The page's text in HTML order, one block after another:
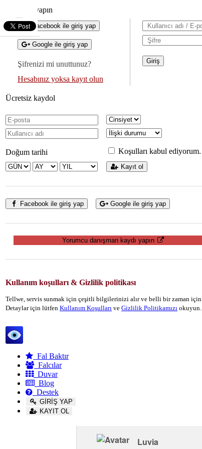
Giriş yapın
Facebook ile giriş yap
Google ile giriş yap
Şifrenizi mi unuttunuz?
Hesabınız yoksa kayıt olun
Ücretsiz kaydol
Doğum tarihi Koşulları kabul ediyorum.
Kayıt ol
Facebook ile giriş yap Google ile giriş yap
Yorumcu danışman kaydı yapın
Kullanım koşulları & Gizlilik politikası
Tellwe, servis sunmak için çeşitli bilgilerinizi alır ve belli bir zaman
Detaylar için lütfen Kullanım Koşulları ve Gizlilik Politikamızı okuyun.
Fal Baktır
Falcılar
Duvar
Blog
Destek
GİRİŞ YAP
KAYIT OL
Luvia